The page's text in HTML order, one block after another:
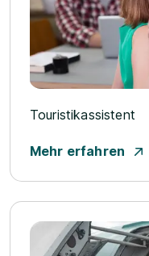
Touristikassistent
Mehr erfahren